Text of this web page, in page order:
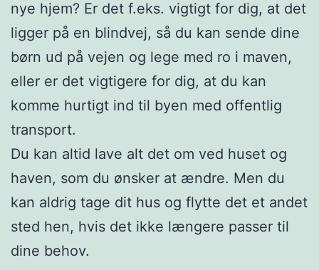
nye hjem? Er det f.eks. vigtigt for dig, at det
ligger på en blindvej, så du kan sende dine
børn ud på vejen og lege med ro i maven,
eller er det vigtigere for dig, at du kan
komme hurtigt ind til byen med offentlig
transport.
Du kan altid lave alt det om ved huset og
haven, som du ønsker at ændre. Men du
kan aldrig tage dit hus og flytte det et andet
sted hen, hvis det ikke længere passer til
dine behov.